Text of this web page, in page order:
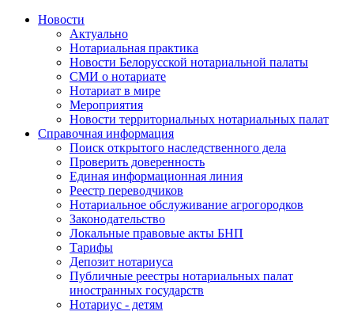
Новости
Актуально
Нотариальная практика
Новости Белорусской нотариальной палаты
СМИ о нотариате
Нотариат в мире
Мероприятия
Новости территориальных нотариальных палат
Справочная информация
Поиск открытого наследственного дела
Проверить доверенность
Единая информационная линия
Реестр переводчиков
Нотариальное обслуживание агрогородков
Законодательство
Локальные правовые акты БНП
Тарифы
Депозит нотариуса
Публичные реестры нотариальных палат
иностранных государств
Нотариус - детям